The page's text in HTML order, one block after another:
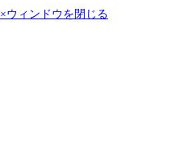
×ウィンドウを閉じる